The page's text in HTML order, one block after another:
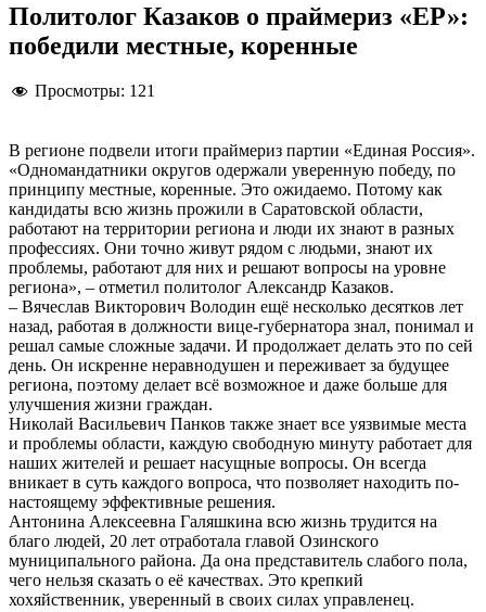
Политолог Казаков о праймериз «ЕР»:
победили местные, коренные
Просмотры: 121
В регионе подвели итоги праймериз партии «Единая Россия».
«Одномандатники округов одержали уверенную победу, по
принципу местные, коренные. Это ожидаемо. Потому как
кандидаты всю жизнь прожили в Саратовской области,
работают на территории региона и люди их знают в разных
профессиях. Они точно живут рядом с людьми, знают их
проблемы, работают для них и решают вопросы на уровне
региона», – отметил политолог Александр Казаков.
– Вячеслав Викторович Володин ещё несколько десятков лет
назад, работая в должности вице-губернатора знал, понимал и
решал самые сложные задачи. И продолжает делать это по сей
день. Он искренне неравнодушен и переживает за будущее
региона, поэтому делает всё возможное и даже больше для
улучшения жизни граждан.
Николай Васильевич Панков также знает все уязвимые места
и проблемы области, каждую свободную минуту работает для
наших жителей и решает насущные вопросы. Он всегда
вникает в суть каждого вопроса, что позволяет находить по-
настоящему эффективные решения.
Антонина Алексеевна Галяшкина всю жизнь трудится на
благо людей, 20 лет отработала главой Озинского
муниципального района. Да она представитель слабого пола,
чего нельзя сказать о её качествах. Это крепкий
хохяйственник, уверенный в своих силах управленец.